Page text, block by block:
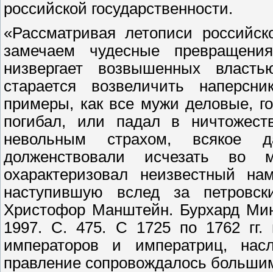
российской государственности.
«Рассматривая летописи
замечаем чудесные
низвергает возвышенных
старается возвеличить
примеры, как все мужи деловые,
погибал, или падал в
невольным страхом, всякое
долженствовали исчезать во
охарактеризовал неизвестный
наступившую вслед за
Христофор Манштейн. Бурхард
1997. С. 475. С 1725 по 1762 гг.
императоров и императриц,
правление сопровождалось